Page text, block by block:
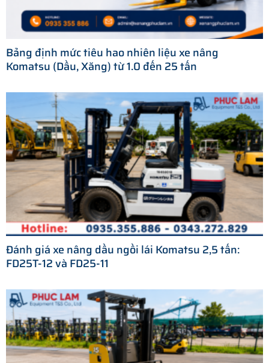
Bảng định mức tiêu hao nhiên liệu xe nâng
Komatsu (Dầu, Xăng) từ 1.0 đến 25 tấn
Đánh giá xe nâng dầu ngồi lái Komatsu 2,5 tấn:
FD25T-12 và FD25-11